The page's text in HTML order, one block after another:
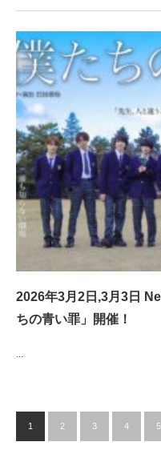
2026年3月2日,3月3日
ちの青い罪」開催！
1 2 3 4 5